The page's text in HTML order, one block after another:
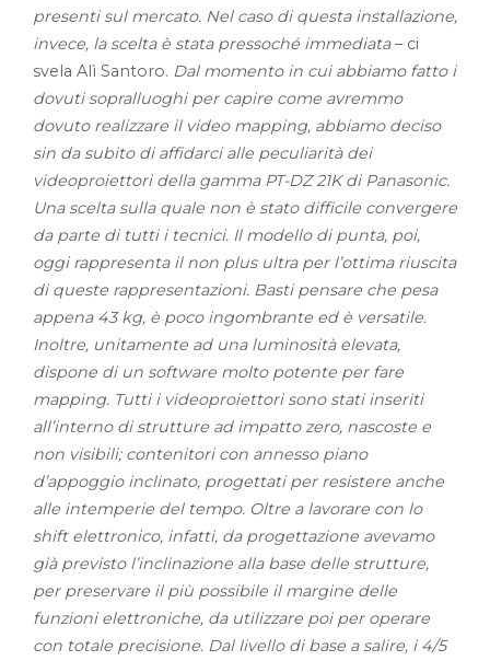
presenti sul mercato. Nel caso di questa installazione,
invece, la scelta è stata pressoché immediata– ci
svela Alì Santoro. Dal momento in cui abbiamo fatto i
dovuti sopralluoghi per capire come avremmo
dovuto realizzare il video mapping, abbiamo deciso
sin da subito di affidarci alle peculiarità dei
videoproiettori della gamma PT-DZ 21K di Panasonic.
Una scelta sulla quale non è stato difficile convergere
da parte di tutti i tecnici. Il modello di punta, poi,
oggi rappresenta il non plus ultra per l’ottima riuscita
di queste rappresentazioni. Basti pensare che pesa
appena 43 kg, è poco ingombrante ed è versatile.
Inoltre, unitamente ad una luminosità elevata,
dispone di un software molto potente per fare
mapping. Tutti i videoproiettori sono stati inseriti
all’interno di strutture ad impatto zero, nascoste e
non visibili; contenitori con annesso piano
d’appoggio inclinato, progettati per resistere anche
alle intemperie del tempo. Oltre a lavorare con lo
shift elettronico, infatti, da progettazione avevamo
già previsto l’inclinazione alla base delle strutture,
per preservare il più possibile il margine delle
funzioni elettroniche, da utilizzare poi per operare
con totale precisione. Dal livello di base a salire, i 4/5